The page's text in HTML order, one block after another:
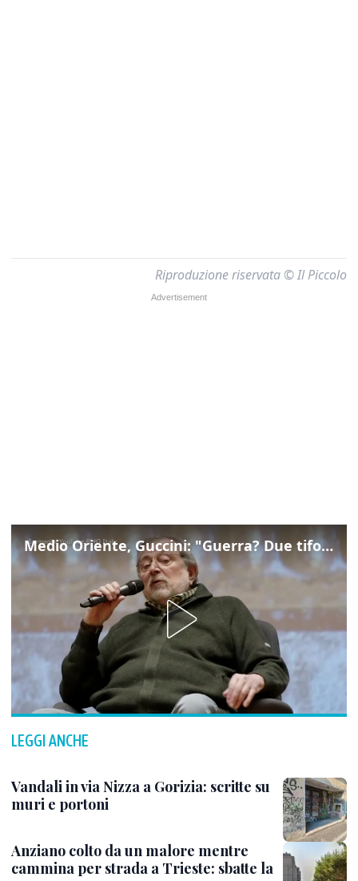
Riproduzione riservata © Il Piccolo
Medio Oriente, Guccini: "Guerra? Due tifoserie che si urlano contro e dimenticano vittime"
LEGGI ANCHE
Vandali in via Nizza a Gorizia: scritte su
muri e portoni
Anziano colto da un malore mentre
cammina per strada a Trieste: sbatte la